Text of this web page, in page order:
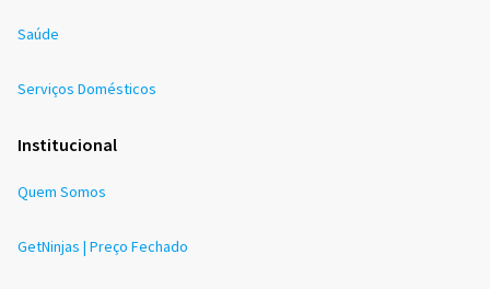
Saúde
Serviços Domésticos
Institucional
Quem Somos
GetNinjas | Preço Fechado